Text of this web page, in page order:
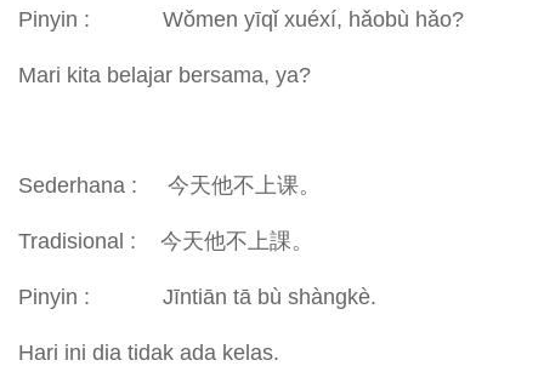
Pinyin : Wǒmen yīqǐ xuéxí, hǎobù hǎo?
Mari kita belajar bersama, ya?
Sederhana : 今天他不上课。
Tradisional : 今天他不上課。
Pinyin : Jīntiān tā bù shàngkè.
Hari ini dia tidak ada kelas.